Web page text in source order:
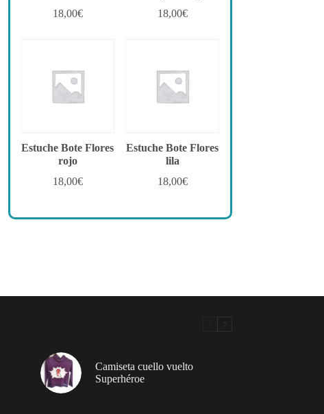
18,00€
18,00€
Estuche Bote Flores
rojo
18,00€
Estuche Bote Flores
lila
18,00€
Camiseta cuello vuelto
Superhéroe